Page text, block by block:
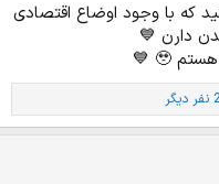
که با وجود اوضاع اقتصادی
دارن 💙
🥹 💙